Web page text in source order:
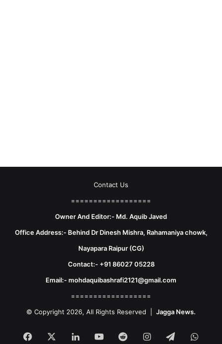
Contact Us
==================
Owner And Editor:- Md. Aquib Javed
Office Address:- Behind Dr Dinesh Mishra, Rahamaniya chowk,
Nayapara Raipur (CG)
Contact:- +91 86027 05228
Email:- mohdaquibashrafi2121@gmail.com
==================
© Copyright 2026, All Rights Reserved | Jagga News.
Facebook LinkedInYouTubeRedditInstagram
Telegram